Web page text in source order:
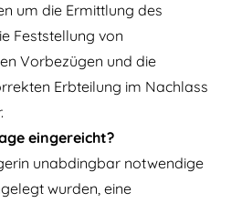
um die Ermittlung des
Feststellung von
Vorbezügen und die
Erbteilung im Nachlass
eingereicht?
unabdingbar notwendige
wurden, eine